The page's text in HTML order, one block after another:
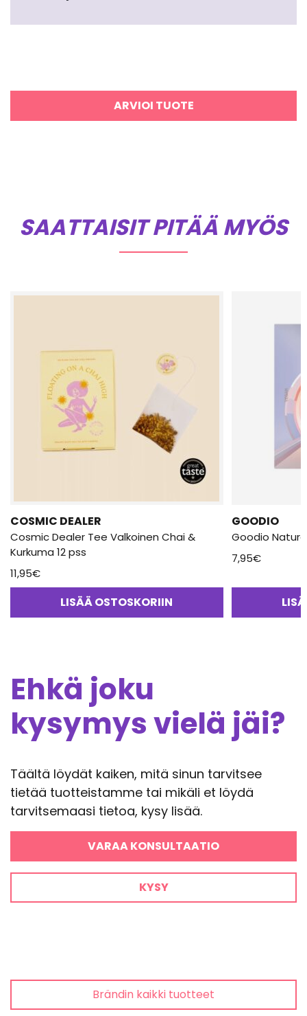
ARVIOI TUOTE
SAATTAISIT PITÄÄ MYÖS
COSMIC DEALER
Cosmic Dealer Tee Valkoinen Chai &
Kurkuma 12 pss
11,95€
LISÄÄ OSTOSKORIIN
GOODIO
Goodio
7,95€
Ehkä joku
kysymys vielä jäi?
Täältä löydät kaiken, mitä sinun tarvitsee
tietää tuotteistamme tai mikäli et löydä
tarvitsemaasi tietoa, kysy lisää.
VARAA KONSULTAATIO
KYSY
Brändin kaikki tuotteet